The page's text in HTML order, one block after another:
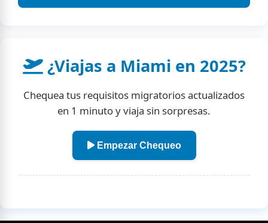
¿Viajas a Miami en 2025?
Chequea tus requisitos migratorios actualizados
en 1 minuto y viaja sin sorpresas.
Empezar Chequeo